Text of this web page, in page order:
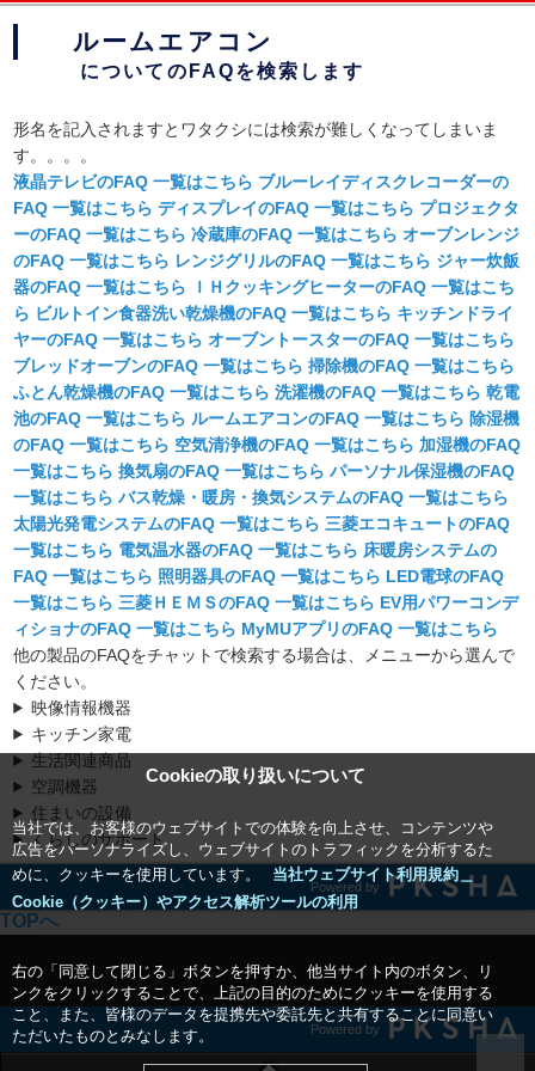
このページの本文へ
Cookieの取り扱いについて
当社では、お客様のウェブサイトでの体験を向上させ、コンテンツや
広告をパーソナライズし、ウェブサイトのトラフィックを分析するた
めに、クッキーを使用しています。
当社ウェブサイト利用規約＿
Cookie（クッキー）やアクセス解析ツールの利用
右の「同意して閉じる」ボタンを押すか、他当サイト内のボタン、リ
ンクをクリックすることで、上記の目的のためにクッキーを使用する
こと、また、皆様のデータを提携先や委託先と共有することに同意い
ただいたものとみなします。
ルームエアコン
についてのFAQを検索します
形名を記入されますとワタクシには検索が難しくなってしまいま
す。。。。
液晶テレビのFAQ 一覧はこちら ブルーレイディスクレコーダーの
FAQ 一覧はこちら ディスプレイのFAQ 一覧はこちら プロジェクタ
ーのFAQ 一覧はこちら 冷蔵庫のFAQ 一覧はこちら オーブンレンジ
のFAQ 一覧はこちら レンジグリルのFAQ 一覧はこちら ジャー炊飯
器のFAQ 一覧はこちら ＩＨクッキングヒーターのFAQ 一覧はこち
ら ビルトイン食器洗い乾燥機のFAQ 一覧はこちら キッチンドライ
ヤーのFAQ 一覧はこちら オーブントースターのFAQ 一覧はこちら
ブレッドオーブンのFAQ 一覧はこちら 掃除機のFAQ 一覧はこちら
ふとん乾燥機のFAQ 一覧はこちら 洗濯機のFAQ 一覧はこちら 乾電
池のFAQ 一覧はこちら ルームエアコンのFAQ 一覧はこちら 除湿機
のFAQ 一覧はこちら 空気清浄機のFAQ 一覧はこちら 加湿機のFAQ
一覧はこちら 換気扇のFAQ 一覧はこちら パーソナル保湿機のFAQ
一覧はこちら バス乾燥・暖房・換気システムのFAQ 一覧はこちら
太陽光発電システムのFAQ 一覧はこちら 三菱エコキュートのFAQ
一覧はこちら 電気温水器のFAQ 一覧はこちら 床暖房システムの
FAQ 一覧はこちら 照明器具のFAQ 一覧はこちら LED電球のFAQ
一覧はこちら 三菱ＨＥＭＳのFAQ 一覧はこちら EV用パワーコンデ
ィショナのFAQ 一覧はこちら MyMUアプリのFAQ 一覧はこちら
他の製品のFAQをチャットで検索する場合は、メニューから選んで
ください。
映像情報機器
キッチン家電
生活関連商品
空調機器
住まいの設備
くらしのサポート
Powered by
TOPへ
Powered by